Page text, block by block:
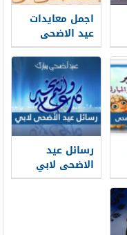
اجمل معايدات
عيد الاضحى
المبارك 2026-
1448
رسائل عيد
الاضحى لابي
2026 … اجمل